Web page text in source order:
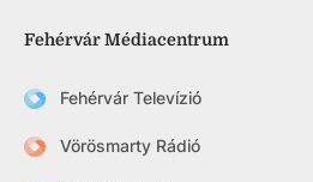
Fehérvár Médiacentrum
Fehérvár Televízió
Vörösmarty Rádió